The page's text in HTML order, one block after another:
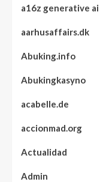
a16z generative ai
aarhusaffairs.dk
Abuking.info
Abukingkasyno
acabelle.de
accionmad.org
Actualidad
Admin